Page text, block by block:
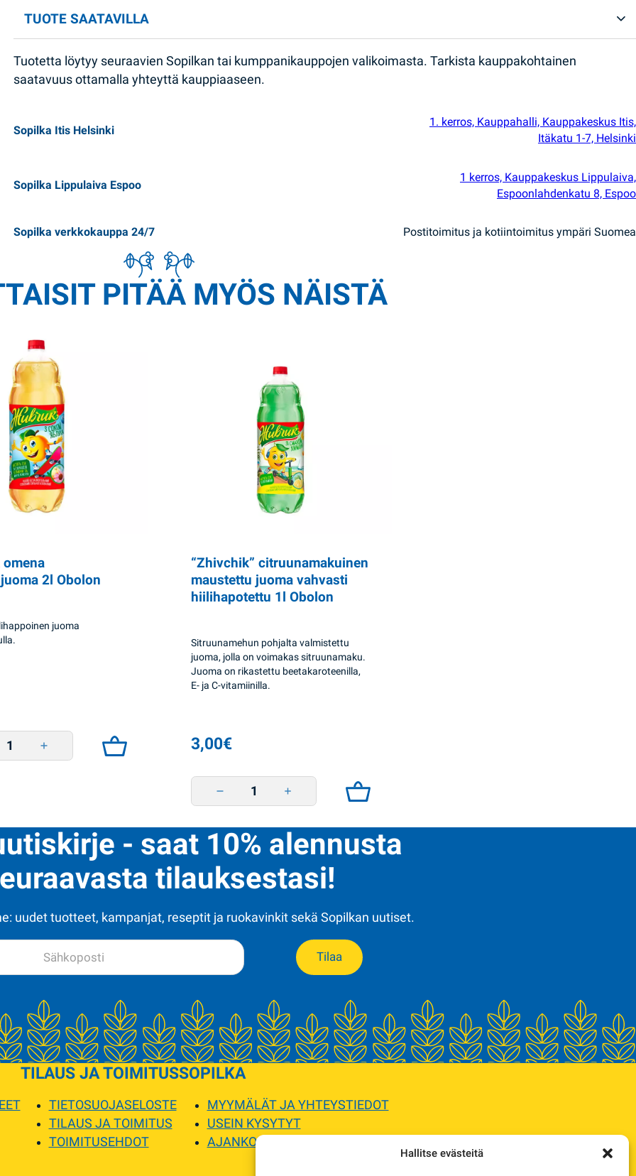
Hallitse evästeitä
TUOTE SAATAVILLA
Tuotetta löytyy seuraavien Sopilkan tai kumppanikauppojen valikoimasta. Tarkista kauppakohtainen
saatavuus ottamalla yhteyttä kauppiaaseen.
Sopilka Itis Helsinki
1. kerros, Kauppahalli, Kauppakeskus Itis,
Itäkatu 1-7, Helsinki
Sopilka Lippulaiva Espoo
1 kerros, Kauppakeskus Lippulaiva,
Espoonlahdenkatu 8, Espoo
Sopilka verkkokauppa 24/7 Postitoimitus ja kotiintoimitus ympäri Suomea
PITÄÄ MYÖS NÄISTÄ
2l Obolon
juoma
virvoitusjuoma 2l Obolon quantity
“Zhivchik” citruunamakuinen
maustettu juoma vahvasti
hiilihapotettu 1l Obolon
Sitruunamehun pohjalta valmistettu
juoma, jolla on voimakas sitruunamaku.
Juoma on rikastettu beetakaroteenilla,
E- ja C-vitamiinilla.
3,00€
"Zhivchik" citruunamakuinen maustettu juoma vahvasti hiilihapotettu 1l Obolon quantity
- saat 10% alennusta
tilauksestasi!
uudet tuotteet, kampanjat, reseptit ja ruokavinkit sekä Sopilkan uutiset.
Tilaa
TILAUS JA TOIMITUS
TIETOSUOJASELOSTE
TILAUS JA TOIMITUS
TOIMITUSEHDOT
SOPILKA
MYYMÄLÄT JA YHTEYSTIEDOT
USEIN KYSYTYT
AJANKOHTAISTA